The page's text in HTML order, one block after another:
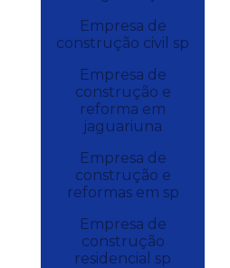
Empresa de
construção civil sp
Empresa de
construção e
reforma em
jaguariuna
Empresa de
construção e
reformas em sp
Empresa de
construção
residencial sp